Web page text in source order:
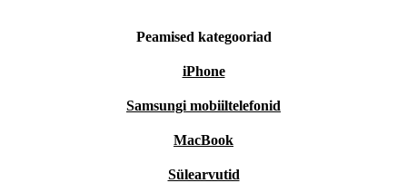
Peamised kategooriad
iPhone
Samsungi mobiiltelefonid
MacBook
Sülearvutid